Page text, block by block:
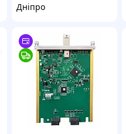
Дніпро